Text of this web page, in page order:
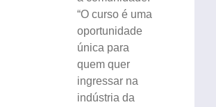
“O curso é uma
oportunidade
única para
quem quer
ingressar na
indústria da